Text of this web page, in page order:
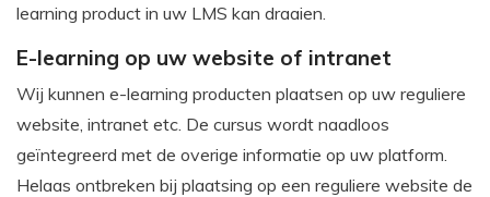
learning product in uw LMS kan draaien.
E-learning op uw website of intranet
Wij kunnen e-learning producten plaatsen op uw reguliere
website, intranet etc. De cursus wordt naadloos
geïntegreerd met de overige informatie op uw platform.
Helaas ontbreken bij plaatsing op een reguliere website de